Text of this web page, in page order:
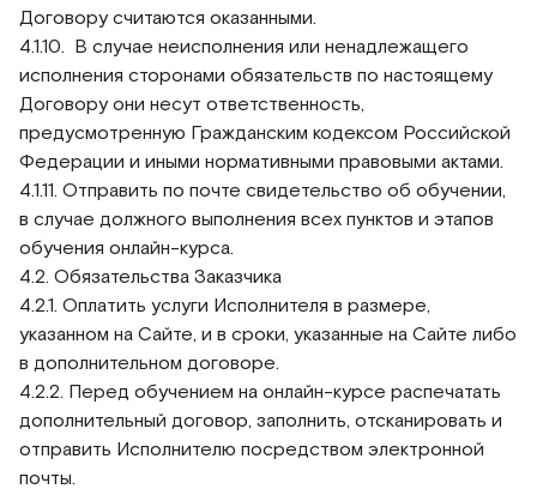
Договору считаются оказанными.
4.1.10. В случае неисполнения или ненадлежащего
исполнения сторонами обязательств по настоящему
Договору они несут ответственность,
предусмотренную Гражданским кодексом Российской
Федерации и иными нормативными правовыми актами.
4.1.11. Отправить по почте свидетельство об обучении,
в случае должного выполнения всех пунктов и этапов
обучения онлайн-курса.
4.2. Обязательства Заказчика
4.2.1. Оплатить услуги Исполнителя в размере,
указанном на Сайте, и в сроки, указанные на Сайте либо
в дополнительном договоре.
4.2.2. Перед обучением на онлайн-курсе распечатать
дополнительный договор, заполнить, отсканировать и
отправить Исполнителю посредством электронной
почты.